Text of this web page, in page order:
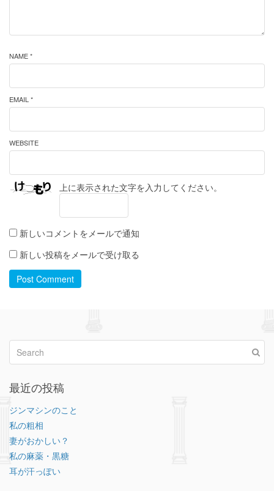
NAME *
EMAIL *
WEBSITE
上に表示された文字を入力してください。
新しいコメントをメールで通知
新しい投稿をメールで受け取る
Post Comment
最近の投稿
ジンマシンのこと
私の粗相
妻がおかしい？
私の麻薬・黒糖
耳が汗っぽい